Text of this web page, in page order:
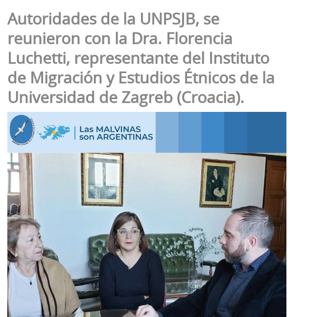
Autoridades de la UNPSJB, se
reunieron con la Dra. Florencia
Luchetti, representante del Instituto
de Migración y Estudios Étnicos de la
Universidad de Zagreb (Croacia).